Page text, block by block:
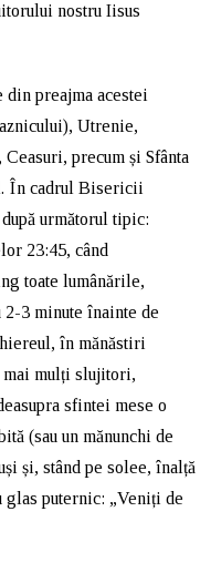
nostru Iisus
preajma acestei
Utrenie,
precum și Sfânta
În cadrul Bisericii
următorul tipic:
23:45, când
toate lumânările,
3 minute înainte de
în mănăstiri
mulți slujitori,
sfintei mese o
(sau un mănunchi de
și, stând pe solee, înalță
glas puternic: „Veniți de